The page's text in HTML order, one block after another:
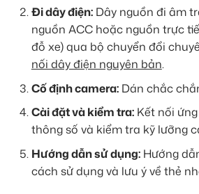
Đi dây điện:Dây nguồn đi âm
nguồn ACC hoặc nguồn trực
đỗ xe) qua bộ chuyển đổi
nối dây điện nguyên bản.
Cố định camera:Dán chắc
Cài đặt và kiểm tra:Kết nối
thông số và kiểm tra kỹ lưỡng
Hướng dẫn sử dụng:Hướng
cách sử dụng và lưu ý về thẻ